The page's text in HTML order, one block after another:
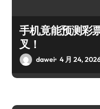
手机竟能预测彩
叉！
dawei 4 月 24,